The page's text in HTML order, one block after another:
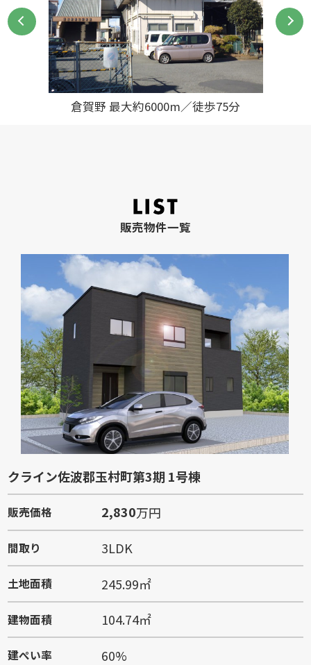
倉賀野 最大約6000m／徒歩75分
販売物件一覧
クライン佐波郡玉村町第3期 1号棟
販売価格 2,830万円
間取り 3LDK
土地面積 245.99㎡
建物面積 104.74㎡
建ぺい率 60%